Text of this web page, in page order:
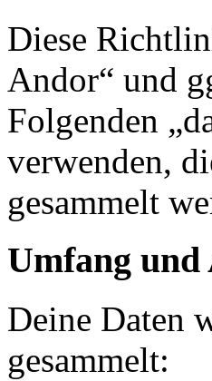
Diese
Andor“ und
Folgenden
verwenden,
gesammelt
Umfang
Deine Daten
gesammelt: